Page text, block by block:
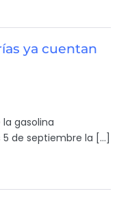
ya cuentan
gasolina
de septiembre la […]